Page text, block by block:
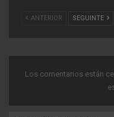
ANTERIOR SEGUINTE
Los comentarios están